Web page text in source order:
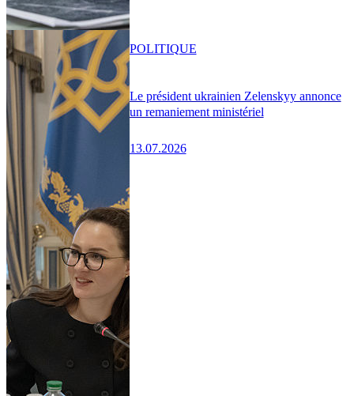
Le président ukrainien Zelenskyy annonce
un remaniement ministériel
13.07.2026
POLITIQUE